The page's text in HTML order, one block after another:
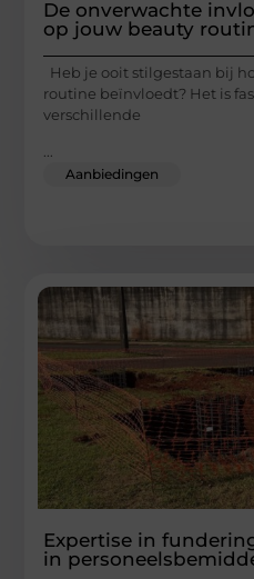
De onverwachte
op jouw beauty
Heb je ooit stilgestaan bij
routine beïnvloedt? Het is
verschillende
Aanbiedingen
Expertise in
in